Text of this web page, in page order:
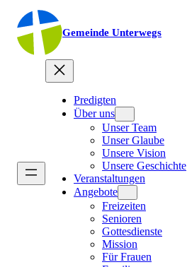
Gemeinde Unterwegs
Predigten
Über uns
Unser Team
Unser Glaube
Unsere Vision
Unsere Geschichte
Veranstaltungen
Angebote
Freizeiten
Senioren
Gottesdienste
Mission
Für Frauen